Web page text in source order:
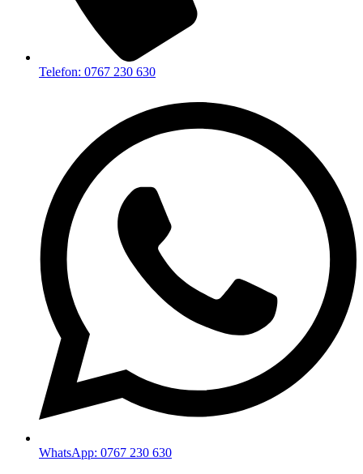
Telefon: 0767 230 630
WhatsApp: 0767 230 630